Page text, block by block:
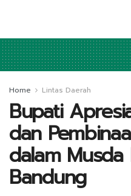
Home Lintas Daerah
Bupati
dan
dalam Musda
Bandung